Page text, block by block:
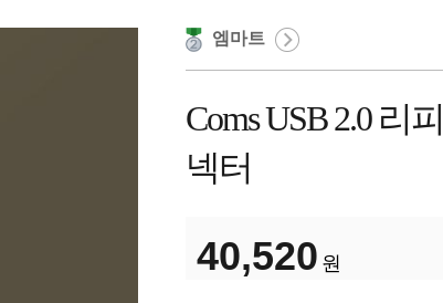
엠마트
Coms USB 2.0 리
넥터
40,520 원